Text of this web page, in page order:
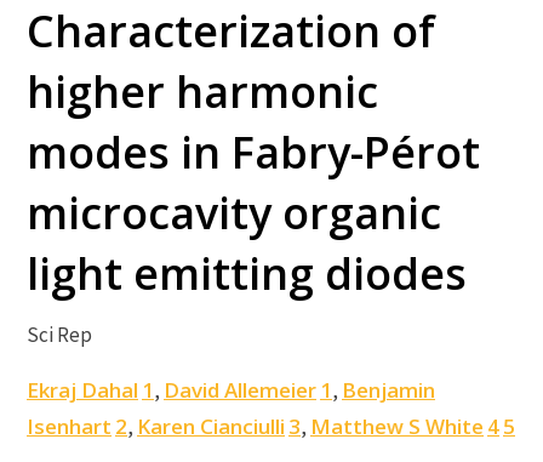
Characterization of
higher harmonic
modes in Fabry-Pérot
microcavity organic
light emitting diodes
Sci Rep
Ekraj Dahal 1, David Allemeier 1, Benjamin
Isenhart 2, Karen Cianciulli 3, Matthew S White 45